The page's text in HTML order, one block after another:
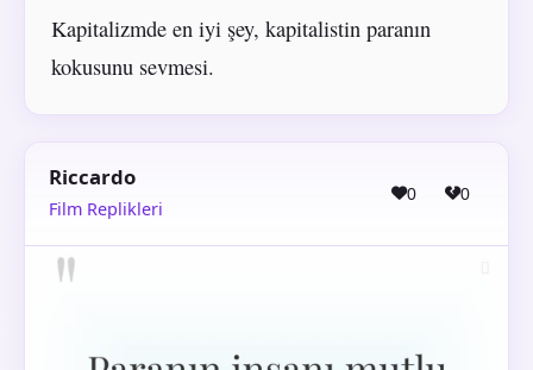
Kapitalizmde en iyi şey, kapitalistin paranın
kokusunu sevmesi.
Riccardo
Film Replikleri
0 0